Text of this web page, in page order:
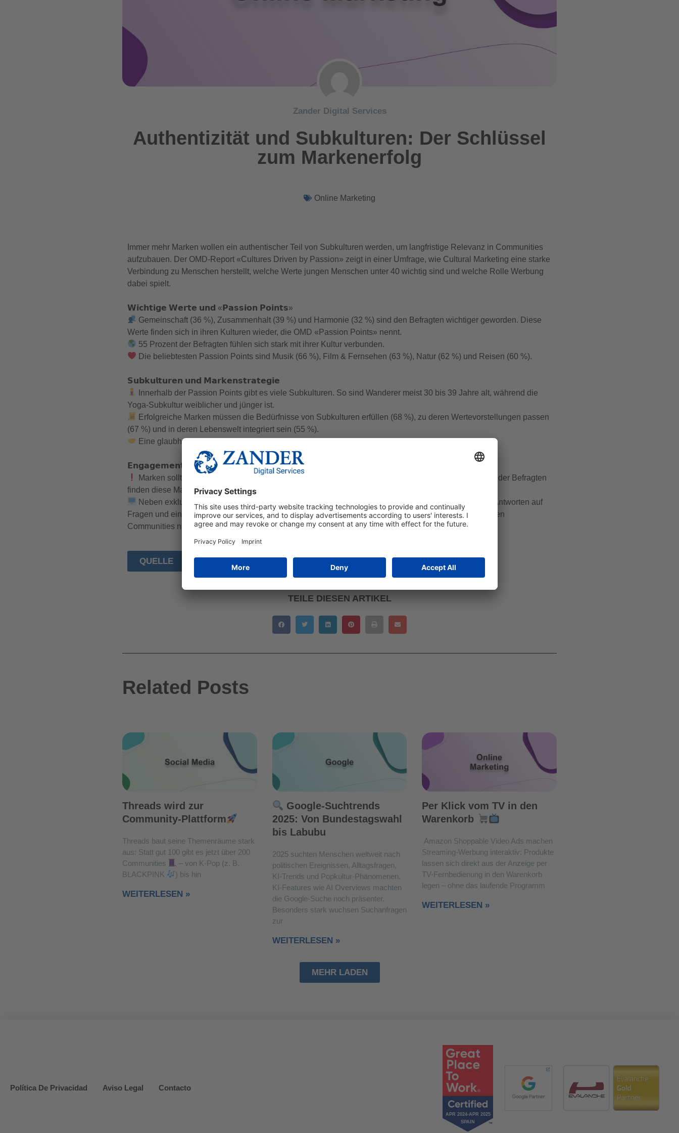
Zander Digital Services
Authentizität und Subkulturen: Der Schlüssel
zum Markenerfolg
Online Marketing
Immer mehr Marken wollen ein authentischer Teil von Subkulturen werden, um langfristige Relevanz in Communities
aufzubauen. Der OMD-Report «Cultures Driven by Passion» zeigt in einer Umfrage, wie Cultural Marketing eine starke
Verbindung zu Menschen herstellt, welche Werte jungen Menschen unter 40 wichtig sind und welche Rolle Werbung
dabei spielt.
𝗪𝗶𝗰𝗵𝘁𝗶𝗴𝗲 𝗪𝗲𝗿𝘁𝗲 𝘂𝗻𝗱 «𝗣𝗮𝘀𝘀𝗶𝗼𝗻 𝗣𝗼𝗶𝗻𝘁𝘀»
Gemeinschaft (36 %), Zusammenhalt (39 %) und Harmonie (32 %) sind den Befragten wichtiger geworden. Diese
Werte finden sich in ihren Kulturen wieder, die OMD «Passion Points» nennt.
55 Prozent der Befragten fühlen sich stark mit ihrer Kultur verbunden.
Die beliebtesten Passion Points sind Musik (66 %), Film & Fernsehen (63 %), Natur (62 %) und Reisen (60 %).
𝗦𝘂𝗯𝗸𝘂𝗹𝘁𝘂𝗿𝗲𝗻 𝘂𝗻𝗱 𝗠𝗮𝗿𝗸𝗲𝗻𝘀𝘁𝗿𝗮𝘁𝗲𝗴𝗶𝗲
Innerhalb der Passion Points gibt es viele Subkulturen. So sind Wanderer meist 30 bis 39 Jahre alt, während die
Yoga-Subkultur weiblicher und jünger ist.
Erfolgreiche Marken müssen die Bedürfnisse von Subkulturen erfüllen (68 %), zu deren Wertevorstellungen passen
(67 %) und in deren Lebenswelt integriert sein (55 %).
Eine glaubhafte Vertretung dieser Werte ermöglicht eine tiefe Beziehung zu den Konsumenten.
𝗘𝗻𝗴𝗮𝗴𝗲𝗺𝗲𝗻𝘁 𝘂𝗻𝗱 𝗦𝘆𝗺𝗽𝗮𝘁𝗵𝗶𝗲
Marken sollten sich durch Sponsorings oder Werbepartnerschaften in Subkulturen engagieren. 76 % der Befragten
finden diese Marken sympathischer, 71 % fühlen sich ihnen verbundener und 69 % kaufen sie häufiger.
Neben exklusiven Angeboten schätzen Menschen den persönlichen Kontakt zur Marke, wie direkte Antworten auf
Fragen und einzigartige Aktionen. Wer diese Erwartungen erfüllt, kann seine Relevanz in entsprechenden
Communities nachhaltig steigern!
QUELLE
TEILE DIESEN ARTIKEL
Related Posts
Threads wird zur
Community-Plattform
Threads baut seine Themenräume stark
aus: Statt gut 100 gibt es jetzt über 200
Communities
– von K-Pop (z. B.
BLACKPINK
) bis hin
WEITERLESEN »
Google-Suchtrends
2025: Von Bundestagswahl
bis Labubu
2025 suchten Menschen weltweit nach
politischen Ereignissen, Alltagsfragen,
KI-Trends und Popkultur-Phänomenen.
KI-Features wie AI Overviews machten
die Google-Suche noch präsenter.
Besonders stark wuchsen Suchanfragen
zur
WEITERLESEN »
Per Klick vom TV in den
Warenkorb
Amazon Shoppable Video Ads machen
Streaming-Werbung interaktiv: Produkte
lassen sich direkt aus der Anzeige per
TV-Fernbedienung in den Warenkorb
legen – ohne das laufende Programm
WEITERLESEN »
MEHR LADEN
Política De Privacidad Aviso Legal Contacto